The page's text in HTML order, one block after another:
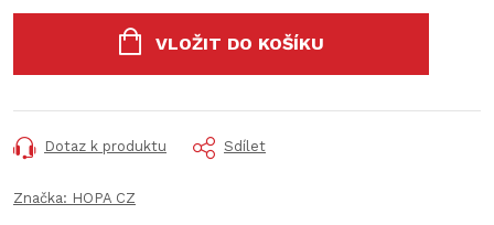
VLOŽIT DO KOŠÍKU
Dotaz k produktu Sdílet
Značka: HOPA CZ